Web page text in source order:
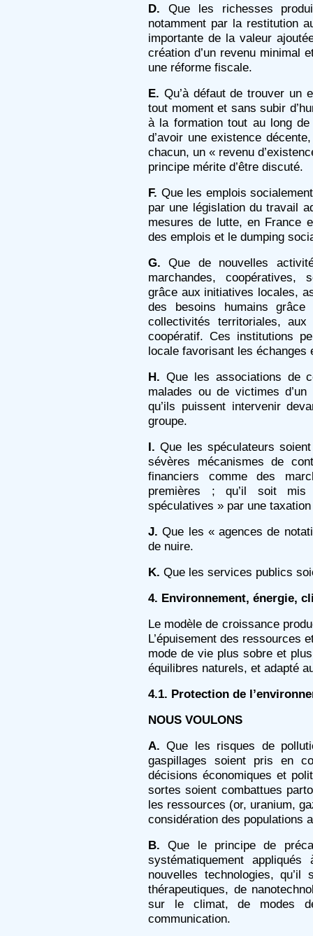
D. Que les richesses
notamment par la restitution
importante de la valeur
création d’un revenu minimal
une réforme fiscale.
E. Qu’à défaut de trouver un
tout moment et sans subir
à la formation tout au long
d’avoir une existence
chacun, un « revenu
principe mérite d’être discuté.
F. Que les emplois
par une législation du travail
mesures de lutte, en France
des emplois et le dumping
G. Que de nouvelles
marchandes, coopératives,
grâce aux initiatives locales,
des besoins humains
collectivités territoriales,
coopératif. Ces institutions
locale favorisant les
H. Que les associations de
malades ou de victimes
qu’ils puissent intervenir
groupe.
I. Que les spéculateurs
sévères mécanismes de
financiers comme des
premières ; qu’il soit
spéculatives » par une
J. Que les « agences de
de nuire.
K. Que les services publics
4. Environnement, énergie,
Le modèle de croissance
L’épuisement des ressources
mode de vie plus sobre et
équilibres naturels, et adapté
4.1. Protection de
NOUS VOULONS
A. Que les risques de
gaspillages soient pris en
décisions économiques et
sortes soient combattues
les ressources (or, uranium,
considération des populations
B. Que le principe de
systématiquement
nouvelles technologies, qu’il
thérapeutiques, de
sur le climat, de modes
communication.